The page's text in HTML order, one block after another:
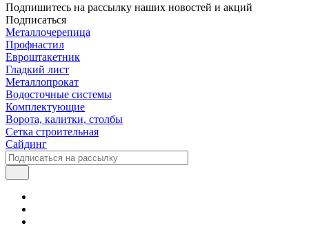
Подпишитесь на рассылку наших новостей и акций
Подписаться
Металлочерепица
Профнастил
Евроштакетник
Гладкий лист
Металлопрокат
Водосточные системы
Комплектующие
Ворота, калитки, столбы
Сетка строительная
Сайдинг